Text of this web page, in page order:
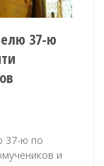
37-ю
37-ю по
и